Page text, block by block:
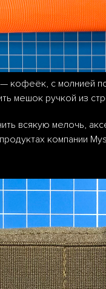
кофеёк, с молнией
мешок ручкой из
всякую мелочь,
компании